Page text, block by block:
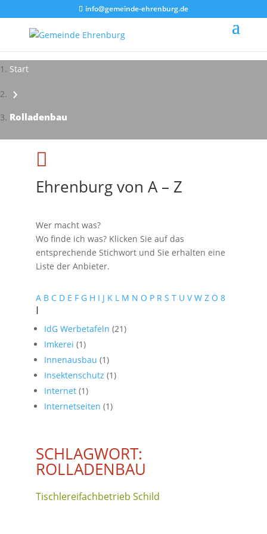
info@gemeinde-ehrenburg.de
Start
›
Rolladenbau
Impressionen - Mareike Kranz

Ehrenburg von A – Z
Wer macht was?
Wo finde ich was? Klicken Sie auf das
entsprechende Stichwort und Sie erhalten eine
Liste der Anbieter.
A B C D E F G H I J K L M N O P R S T U V W Z Ö 8
I
IdG Werbetafeln (21)
Imkerei (1)
Innenausbau (1)
Insektenschutz (1)
Internet (1)
Internetseiten (1)
SCHLAGWORT:
ROLLADENBAU
Tischlereifachbetrieb Schild